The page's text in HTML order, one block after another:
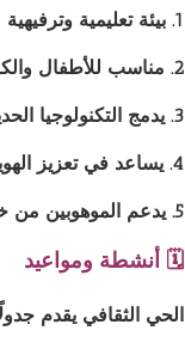
1. بيئة تعليمية وترفيهية متكاملة
2. مناسب للأطفال والكبار
3. يدمج التكنولوجيا الحديثة في العرض والتوثيق
4. يساعد في تعزيز الهوية الوطنية والانفتاح الثقافي
5. يدعم الموهوبين من خلال الورش والفعاليات
🗓️ أنشطة ومواعيد
الحي الثقافي يقدم